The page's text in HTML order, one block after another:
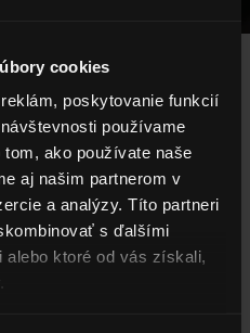
cookies
poskytovanie funkcií
používame
ako používate naše
aj našim partnerom v
a analýzy. Títo partneri
s ďalšími
ktoré od vás získali,
Egg
Egg noví? Spoznajte
kamado a jeho